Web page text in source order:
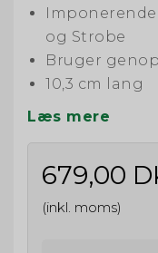
Imponerende
og Strobe
Bruger
10,3 cm lang
Læs mere
679,00
(inkl. moms)